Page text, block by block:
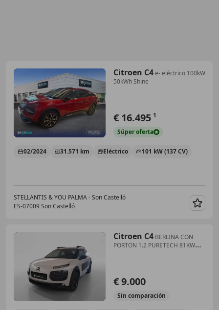
Citroen C4ë- eléctrico 100kW
50kWh Shine
€ 16.495 1
Súperoferta
02/2024 31.571 km Eléctrico 101 kW (137 CV)
STELLANTIS & YOU PALMA - Son Castelló
ES-07009 Son Castelló
Citroen C4 BERLINA CON
PORTON 1.2 PURETECH 81KW
€ 9.000
Sin comparación